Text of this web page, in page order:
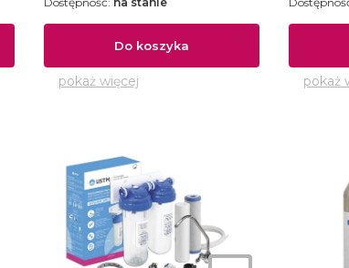
Do koszyka
pokaż więcej pokaż